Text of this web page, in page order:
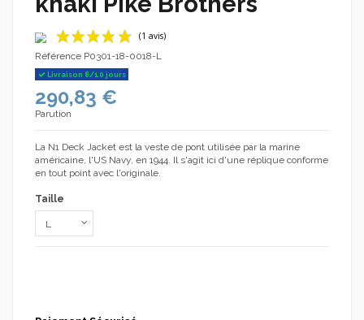
Référence P0301-18-0018-L
Livraison 8/10 jours
290,83 €
Parution
La N1 Deck Jacket est la veste de pont utilisée par la marine
américaine, l'US Navy, en 1944. Il s'agit ici d'une réplique conforme
en tout point avec l'originale.
Taille